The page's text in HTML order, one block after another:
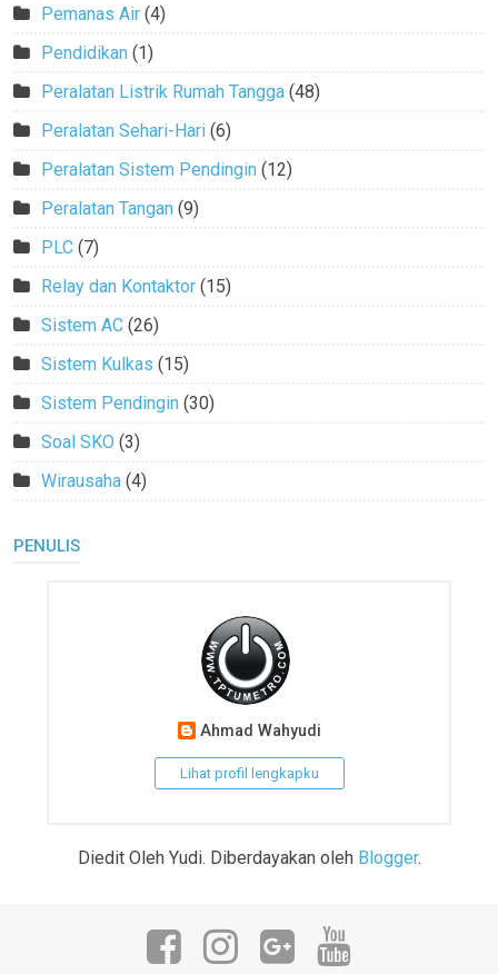
Pemanas Air (4)
Pendidikan (1)
Peralatan Listrik Rumah Tangga (48)
Peralatan Sehari-Hari (6)
Peralatan Sistem Pendingin (12)
Peralatan Tangan (9)
PLC (7)
Relay dan Kontaktor (15)
Sistem AC (26)
Sistem Kulkas (15)
Sistem Pendingin (30)
Soal SKO (3)
Wirausaha (4)
PENULIS
Ahmad Wahyudi
Lihat profil lengkapku
Diedit Oleh Yudi. Diberdayakan oleh Blogger.